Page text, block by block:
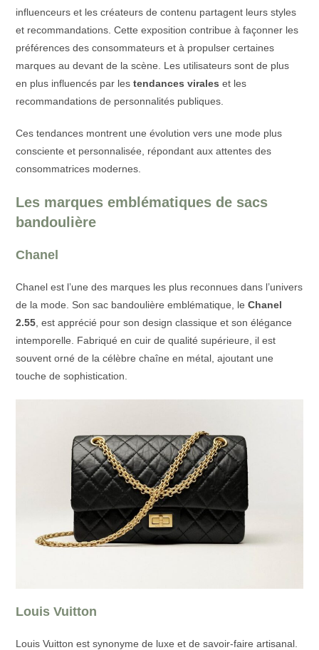
influenceurs et les créateurs de contenu partagent leurs styles
et recommandations. Cette exposition contribue à façonner les
préférences des consommateurs et à propulser certaines
marques au devant de la scène. Les utilisateurs sont de plus
en plus influencés par lestendances virales et les
recommandations de personnalités publiques.
Ces tendances montrent une évolution vers une mode plus
consciente et personnalisée, répondant aux attentes des
consommatrices modernes.
Les marques emblématiques de sacs
bandoulière
Chanel
Chanel est l’une des marques les plus reconnues dans l’univers
de la mode. Son sac bandoulière emblématique, leChanel
2.55 , est apprécié pour son design classique et son élégance
intemporelle. Fabriqué en cuir de qualité supérieure, il est
souvent orné de la célèbre chaîne en métal, ajoutant une
touche de sophistication.
Louis Vuitton
Louis Vuitton est synonyme de luxe et de savoir-faire artisanal.